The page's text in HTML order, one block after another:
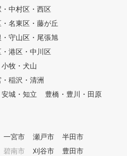
・中村区・西区
名東区・藤が丘
・守山区・尾張旭
・港区・中川区
牧・犬山
稲沢・清洲
城・知立
豊橋・豊川・田原
一宮市 瀬戸市
半田市
碧南市 刈谷市
豊田市